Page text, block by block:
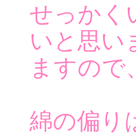
せっかく
いと思
ますので
綿の偏り